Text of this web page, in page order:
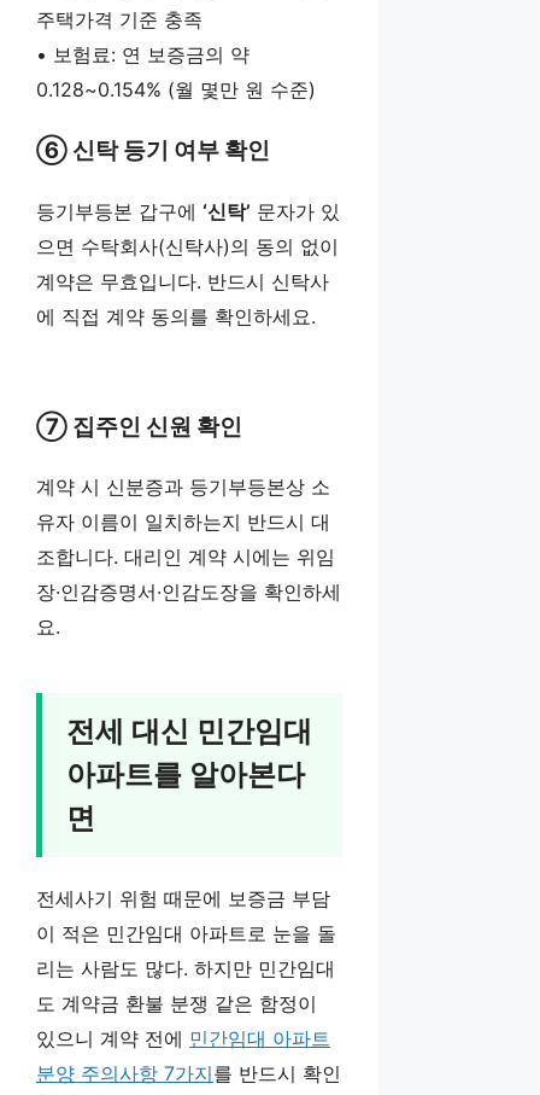
주택가격 기준 충족
• 보험료: 연 보증금의 약
0.128~0.154% (월 몇만 원 수준)
⑥ 신탁 등기 여부 확인
등기부등본 갑구에 ‘신탁’ 문자가 있
으면 수탁회사(신탁사)의 동의 없이
계약은 무효입니다. 반드시 신탁사
에 직접 계약 동의를 확인하세요.
⑦ 집주인 신원 확인
계약 시 신분증과 등기부등본상 소
유자 이름이 일치하는지 반드시 대
조합니다. 대리인 계약 시에는 위임
장·인감증명서·인감도장을 확인하세
요.
전세 대신 민간임대
아파트를 알아본다
면
전세사기 위험 때문에 보증금 부담
이 적은 민간임대 아파트로 눈을 돌
리는 사람도 많다. 하지만 민간임대
도 계약금 환불 분쟁 같은 함정이
있으니 계약 전에 민간임대 아파트
분양 주의사항 7가지를 반드시 확인